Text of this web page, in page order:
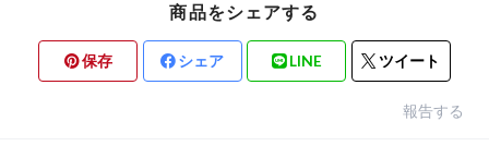
商品をシェアする
保存 シェア LINE ツイート
報告する